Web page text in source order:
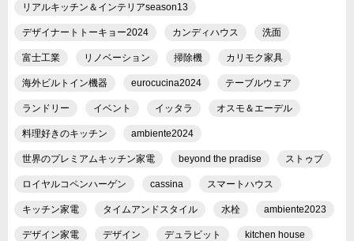
リアルキッチン＆インテリアseason13
デザイナートトーキョー2024 カンディハウス 洗面
富士工業 リノベーション 掃除機 カリモク家具
海外ビルトイン機器 eurocucina2024 テーブルウェア
ランドリー イベント イッタラ オスモ＆エーデル
料理好きのキッチン ambiente2024
世界のプレミアムキッチン家電 beyond the pradise ストゥブ
ロイヤルコペンハーゲン cassina スマートハウス
キッチン家電 タイムアンドスタイル 水栓 ambiente2023
デザイン家電 デザイン デュラビット kitchen house